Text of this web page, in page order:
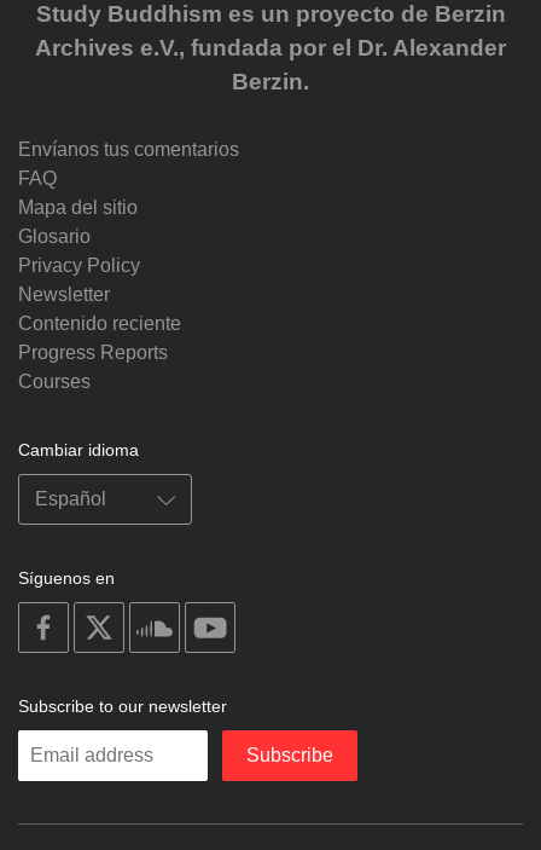
Study Buddhism es un proyecto de Berzin
Archives e.V., fundada por el Dr. Alexander
Berzin.
Envíanos tus comentarios
FAQ
Mapa del sitio
Glosario
Privacy Policy
Newsletter
Contenido reciente
Progress Reports
Courses
Cambiar idioma
Síguenos en
on
facebook
soundcloud
Subscribe to our newsletter
Enter
Subscribe